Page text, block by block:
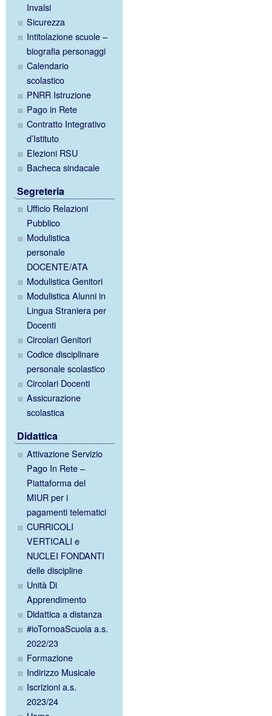
Invalsi
Sicurezza
Intitolazione scuole –
biografia personaggi
Calendario
scolastico
PNRR Istruzione
Pago in Rete
Contratto Integrativo
d’Istituto
Elezioni RSU
Bacheca sindacale
Segreteria
Ufficio Relazioni
Pubblico
Modulistica
personale
DOCENTE/ATA
Modulistica Genitori
Modulistica Alunni in
Lingua Straniera per
Docenti
Circolari Genitori
Codice disciplinare
personale scolastico
Circolari Docenti
Assicurazione
scolastica
Didattica
Attivazione Servizio
Pago In Rete –
Piattaforma del
MIUR per i
pagamenti telematici
CURRICOLI
VERTICALI e
NUCLEI FONDANTI
delle discipline
Unità Di
Apprendimento
Didattica a distanza
#ioTornoaScuola a.s.
2022/23
Formazione
Indirizzo Musicale
Iscrizioni a.s.
2023/24